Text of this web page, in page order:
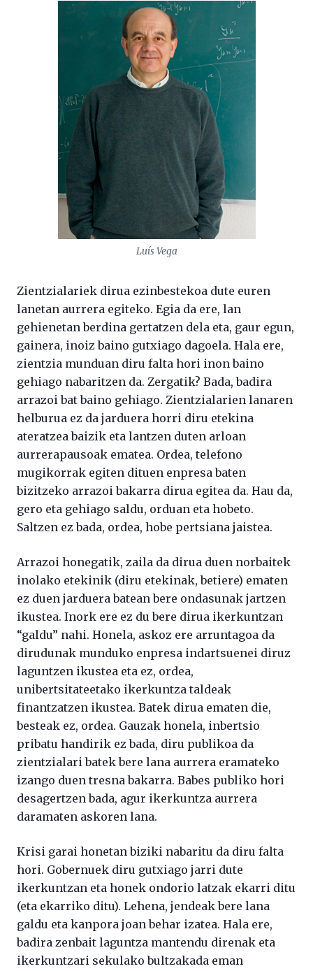
Luís Vega
Zientzialariek dirua ezinbestekoa dute euren
lanetan aurrera egiteko. Egia da ere, lan
gehienetan berdina gertatzen dela eta, gaur egun,
gainera, inoiz baino gutxiago dagoela. Hala ere,
zientzia munduan diru falta hori inon baino
gehiago nabaritzen da. Zergatik? Bada, badira
arrazoi bat baino gehiago. Zientzialarien lanaren
helburua ez da jarduera horri diru etekina
ateratzea baizik eta lantzen duten arloan
aurrerapausoak ematea. Ordea, telefono
mugikorrak egiten dituen enpresa baten
bizitzeko arrazoi bakarra dirua egitea da. Hau da,
gero eta gehiago saldu, orduan eta hobeto.
Saltzen ez bada, ordea, hobe pertsiana jaistea.
Arrazoi honegatik, zaila da dirua duen norbaitek
inolako etekinik (diru etekinak, betiere) ematen
ez duen jarduera batean bere ondasunak jartzen
ikustea. Inork ere ez du bere dirua ikerkuntzan
“galdu” nahi. Honela, askoz ere arruntagoa da
dirudunak munduko enpresa indartsuenei diruz
laguntzen ikustea eta ez, ordea,
unibertsitateetako ikerkuntza taldeak
finantzatzen ikustea. Batek dirua ematen die,
besteak ez, ordea. Gauzak honela, inbertsio
pribatu handirik ez bada, diru publikoa da
zientzialari batek bere lana aurrera eramateko
izango duen tresna bakarra. Babes publiko hori
desagertzen bada, agur ikerkuntza aurrera
daramaten askoren lana.
Krisi garai honetan biziki nabaritu da diru falta
hori. Gobernuek diru gutxiago jarri dute
ikerkuntzan eta honek ondorio latzak ekarri ditu
(eta ekarriko ditu). Lehena, jendeak bere lana
galdu eta kanpora joan behar izatea. Hala ere,
badira zenbait laguntza mantendu direnak eta
ikerkuntzari sekulako bultzakada eman